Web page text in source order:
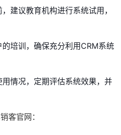
建议教育机构进行系统试用，
的培训，确保充分利用CRM系统
用情况，定期评估系统效果，并
客官网：